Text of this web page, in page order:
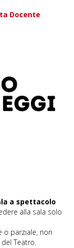
Docente
a spettacolo
alla sala solo
o parziale, non
Teatro.